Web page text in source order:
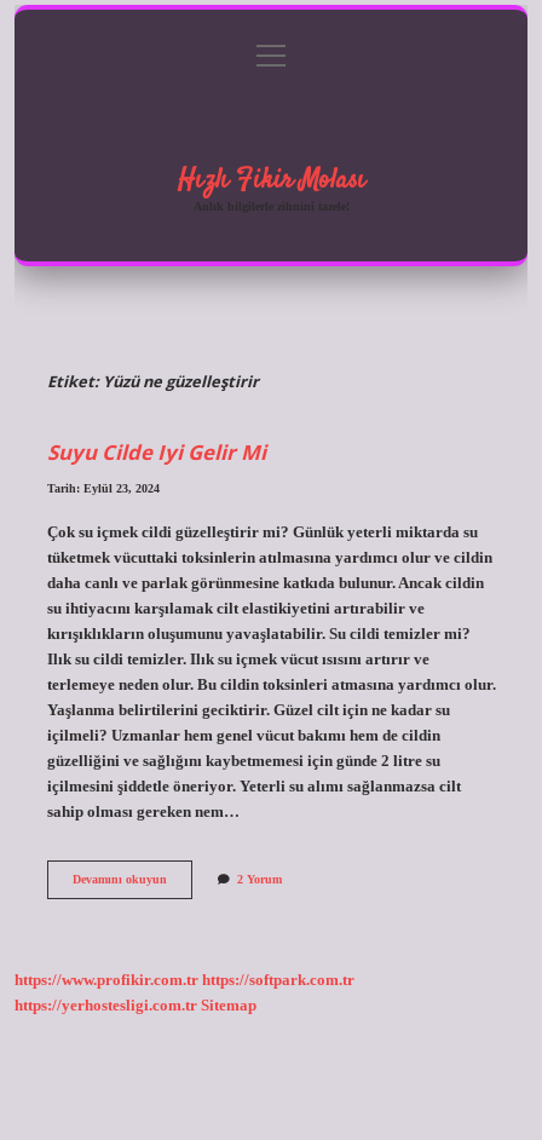
Gizlilik Politikası
menüyü
aç
Hızlı Fikir Molası
Anlık bilgilerle zihnini tazele!
Etiket: Yüzü ne güzelleştirir
Suyu Cilde Iyi Gelir Mi
Tarih: Eylül 23, 2024
Çok su içmek cildi güzelleştirir mi? Günlük yeterli miktarda su
tüketmek vücuttaki toksinlerin atılmasına yardımcı olur ve cildin
daha canlı ve parlak görünmesine katkıda bulunur. Ancak cildin
su ihtiyacını karşılamak cilt elastikiyetini artırabilir ve
kırışıklıkların oluşumunu yavaşlatabilir. Su cildi temizler mi?
Ilık su cildi temizler. Ilık su içmek vücut ısısını artırır ve
terlemeye neden olur. Bu cildin toksinleri atmasına yardımcı olur.
Yaşlanma belirtilerini geciktirir. Güzel cilt için ne kadar su
içilmeli? Uzmanlar hem genel vücut bakımı hem de cildin
güzelliğini ve sağlığını kaybetmemesi için günde 2 litre su
içilmesini şiddetle öneriyor. Yeterli su alımı sağlanmazsa cilt
sahip olması gereken nem…
Devamını okuyunSuyu
2 Yorum
https://www.profikir.com.tr https://softpark.com.tr
https://yerhostesligi.com.tr Sitemap